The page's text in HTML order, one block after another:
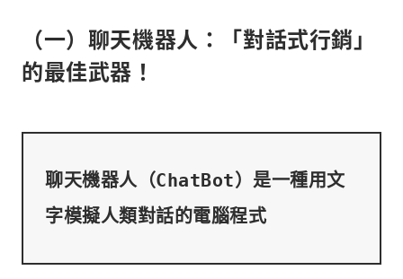
（一）聊天機器人：「對話式行銷」
的最佳武器！
聊天機器人（ChatBot）是一種用文